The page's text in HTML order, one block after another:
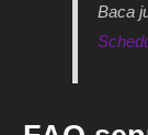
Baca